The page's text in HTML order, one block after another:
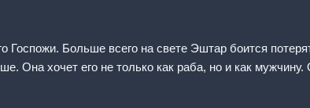
Госпожи. Больше всего на свете Эштар боится
Она хочет его не только как раба, но и как